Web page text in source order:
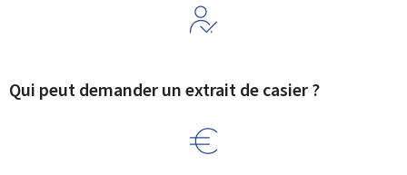
Qui peut demander un extrait de casier ?